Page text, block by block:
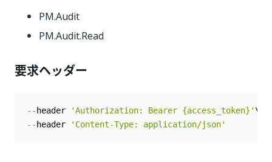
PM.Audit
PM.Audit.Read
要求ヘッダー
-- header 'Authorization: Bearer {access_token}'
-- header 'Content-Type: application/json'